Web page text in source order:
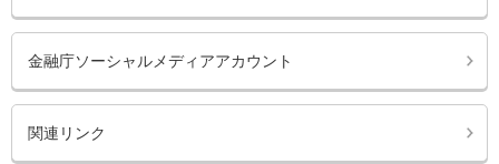
金融庁ソーシャルメディアアカウント
関連リンク